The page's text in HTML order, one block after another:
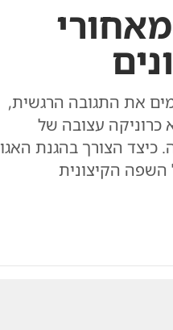
את התגובה הרגשית,
כרוניקה עצובה של
כיצד הצורך בהגנת האגו
השפה הקיצונית